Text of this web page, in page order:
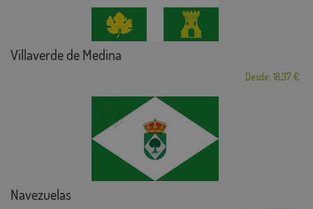
Villaverde de Medina
Desde: 18,37 €
Navezuelas